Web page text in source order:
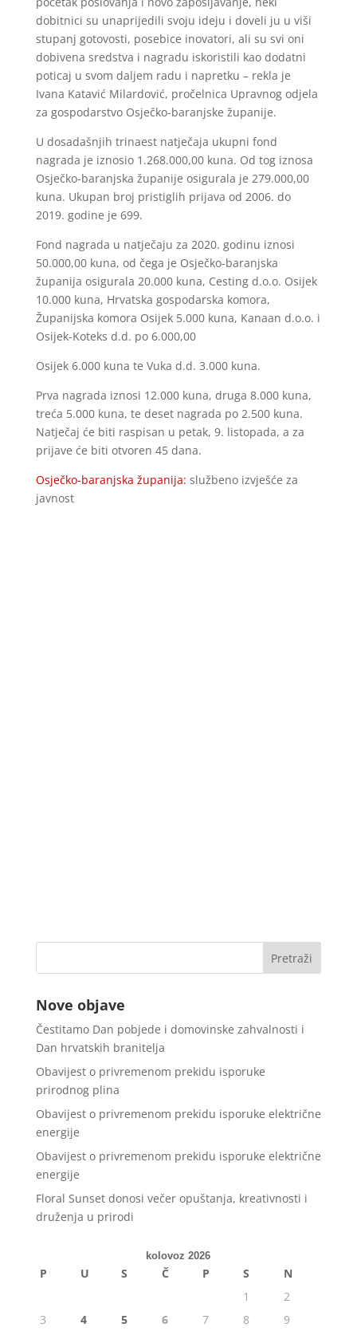
dobitnici su unaprijedili svoju ideju i doveli ju u viši
stupanj gotovosti, posebice inovatori, ali su svi oni
dobivena sredstva i nagradu iskoristili kao dodatni
poticaj u svom daljem radu i napretku – rekla je
Ivana Katavić Milardović, pročelnica Upravnog odjela
za gospodarstvo Osječko-baranjske županije.
U dosadašnjih trinaest natječaja ukupni fond
nagrada je iznosio 1.268.000,00 kuna. Od tog iznosa
Osječko-baranjska županije osigurala je 279.000,00
kuna. Ukupan broj pristiglih prijava od 2006. do
2019. godine je 699.
Fond nagrada u natječaju za 2020. godinu iznosi
50.000,00 kuna, od čega je Osječko-baranjska
županija osigurala 20.000 kuna, Cesting d.o.o. Osijek
10.000 kuna, Hrvatska gospodarska komora,
Županijska komora Osijek 5.000 kuna, Kanaan d.o.o. i
Osijek-Koteks d.d. po 6.000,00
Osijek 6.000 kuna te Vuka d.d. 3.000 kuna.
Prva nagrada iznosi 12.000 kuna, druga 8.000 kuna,
treća 5.000 kuna, te deset nagrada po 2.500 kuna.
Natječaj će biti raspisan u petak, 9. listopada, a za
prijave će biti otvoren 45 dana.
Osječko-baranjska županija: službeno izvješće za
javnost
Nove objave
Čestitamo Dan pobjede i domovinske zahvalnosti i
Dan hrvatskih branitelja
Obavijest o privremenom prekidu isporuke
prirodnog plina
Obavijest o privremenom prekidu isporuke električne
energije
Obavijest o privremenom prekidu isporuke električne
energije
Floral Sunset donosi večer opuštanja, kreativnosti i
druženja u prirodi
kolovoz 2026
P U S Č P S
N
1
2
3
4 5 6 7 8
9